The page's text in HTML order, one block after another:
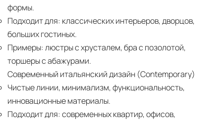
формы.
Подходит для: классических интерьеров, дворцов,
больших гостиных.
Примеры: люстры с хрусталем, бра с позолотой,
торшеры с абажурами.
Современный итальянский дизайн (Contemporary)
Чистые линии, минимализм, функциональность,
инновационные материалы.
Подходит для: современных квартир, офисов,